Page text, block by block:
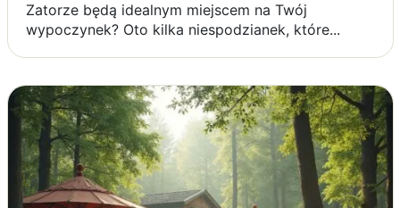
Zatorze będą idealnym miejscem na Twój
wypoczynek? Oto kilka niespodzianek, które...